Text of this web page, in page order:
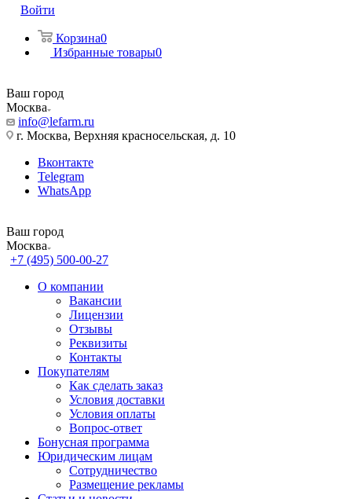
Войти
Корзина0
Избранные товары0
Ваш город
Москва
info@lefarm.ru
г. Москва, Верхняя красносельская, д. 10
Вконтакте
Telegram
WhatsApp
Ваш город
Москва
+7 (495) 500-00-27
О компании
Вакансии
Лицензии
Отзывы
Реквизиты
Контакты
Покупателям
Как сделать заказ
Условия доставки
Условия оплаты
Вопрос-ответ
Бонусная программа
Юридическим лицам
Сотрудничество
Размещение рекламы